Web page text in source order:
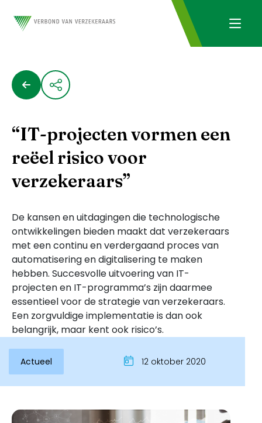
Inloggen
“IT-projecten vormen een
reëel risico voor
verzekeraars”
De kansen en uitdagingen die technologische
ontwikkelingen bieden maakt dat verzekeraars
met een continu en verdergaand proces van
automatisering en digitalisering te maken
hebben. Succesvolle uitvoering van IT-
projecten en IT-programma’s zijn daarmee
essentieel voor de strategie van verzekeraars.
Een zorgvuldige implementatie is dan ook
belangrijk, maar kent ook risico’s.
Actueel 12 oktober 2020